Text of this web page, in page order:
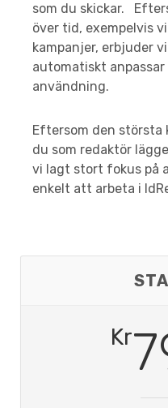
som du skickar.
över tid, exempelvis
kampanjer, erbjuder
automatiskt
användning.
Eftersom den
du som redaktör
vi lagt stort fokus på
enkelt att arbeta i
Kr